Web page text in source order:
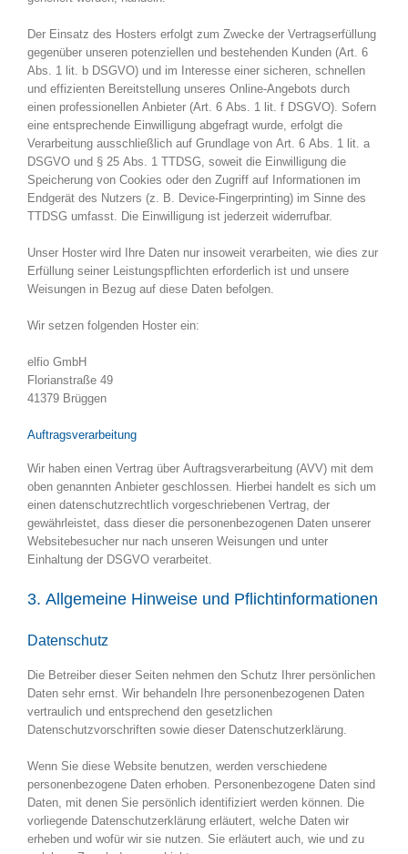
Der Einsatz des Hosters erfolgt zum Zwecke der Vertragserfüllung
gegenüber unseren potenziellen und bestehenden Kunden (Art. 6
Abs. 1 lit. b DSGVO) und im Interesse einer sicheren, schnellen
und effizienten Bereitstellung unseres Online-Angebots durch
einen professionellen Anbieter (Art. 6 Abs. 1 lit. f DSGVO). Sofern
eine entsprechende Einwilligung abgefragt wurde, erfolgt die
Verarbeitung ausschließlich auf Grundlage von Art. 6 Abs. 1 lit. a
DSGVO und § 25 Abs. 1 TTDSG, soweit die Einwilligung die
Speicherung von Cookies oder den Zugriff auf Informationen im
Endgerät des Nutzers (z. B. Device-Fingerprinting) im Sinne des
TTDSG umfasst. Die Einwilligung ist jederzeit widerrufbar.
Unser Hoster wird Ihre Daten nur insoweit verarbeiten, wie dies zur
Erfüllung seiner Leistungspflichten erforderlich ist und unsere
Weisungen in Bezug auf diese Daten befolgen.
Wir setzen folgenden Hoster ein:
elfio GmbH
Florianstraße 49
41379 Brüggen
Auftragsverarbeitung
Wir haben einen Vertrag über Auftragsverarbeitung (AVV) mit dem
oben genannten Anbieter geschlossen. Hierbei handelt es sich um
einen datenschutzrechtlich vorgeschriebenen Vertrag, der
gewährleistet, dass dieser die personenbezogenen Daten unserer
Websitebesucher nur nach unseren Weisungen und unter
Einhaltung der DSGVO verarbeitet.
3. Allgemeine Hinweise und Pflicht­informationen
Datenschutz
Die Betreiber dieser Seiten nehmen den Schutz Ihrer persönlichen
Daten sehr ernst. Wir behandeln Ihre personenbezogenen Daten
vertraulich und entsprechend den gesetzlichen
Datenschutzvorschriften sowie dieser Datenschutzerklärung.
Wenn Sie diese Website benutzen, werden verschiedene
personenbezogene Daten erhoben. Personenbezogene Daten sind
Daten, mit denen Sie persönlich identifiziert werden können. Die
vorliegende Datenschutzerklärung erläutert, welche Daten wir
erheben und wofür wir sie nutzen. Sie erläutert auch, wie und zu